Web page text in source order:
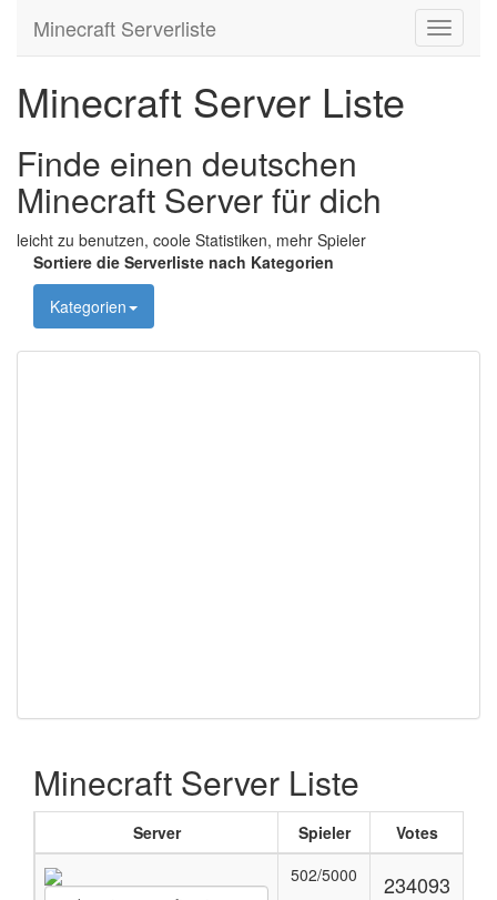
Toggle
Minecraft Serverliste
Minecraft Server Liste
Finde einen deutschen
Minecraft Server für dich
leicht zu benutzen, coole Statistiken, mehr Spieler
Sortiere die Serverliste nach Kategorien
Kategorien
Minecraft Server Liste
Server Spieler
Votes
502/5000
234093